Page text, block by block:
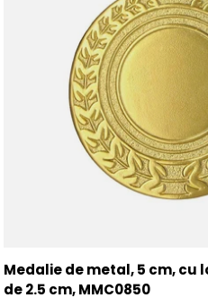
Medalie de metal, 5 cm, cu
de 2.5 cm, MMC0850